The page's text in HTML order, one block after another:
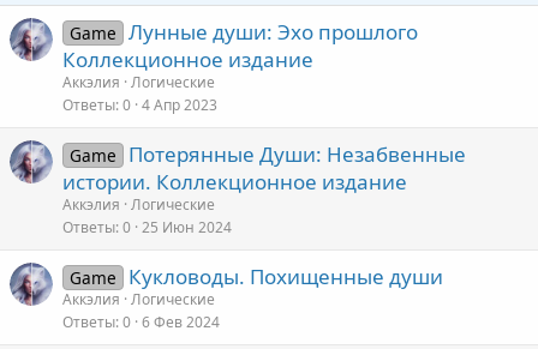
Game Лунные души: Эхо прошлого
Коллекционное издание
Аккэлия Логические
Ответы 0 4 Апр 2023
Game
Потерянные Души: Незабвенные
истории. Коллекционное издание
Аккэлия Логические
Ответы 0 25 Июн 2024
Game Кукловоды. Похищенные души
Аккэлия Логические
Ответы 0 6 Фев 2024